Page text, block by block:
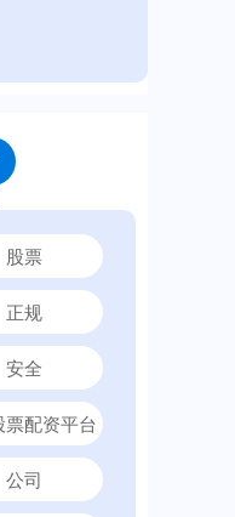
股票
正规
安全
票配资平台
公司